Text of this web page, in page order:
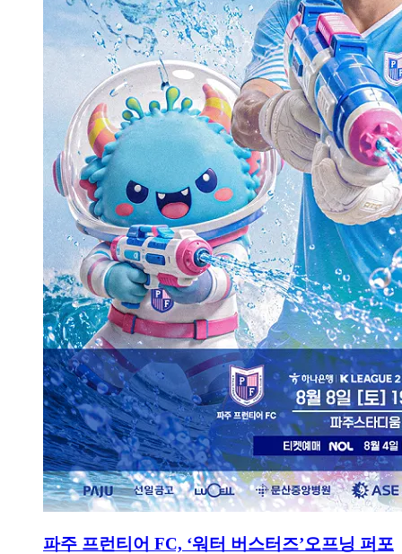
파주 프런티어 FC, ‘워터 버스터즈’오프닝 퍼포